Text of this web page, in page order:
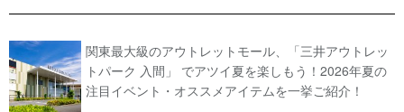
関東最大級のアウトレットモール、「三井アウトレッ
トパーク 入間」 でアツイ夏を楽しもう！2026年夏の
注目イベント・オススメアイテムを一挙ご紹介！